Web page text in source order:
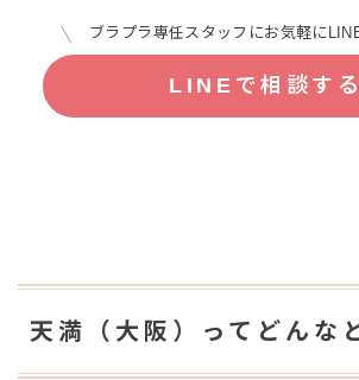
ブラプラ専任スタッフにお気軽に
LINEで相談する
天満（大阪）ってどんな